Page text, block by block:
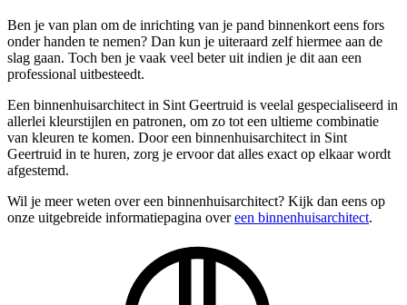
Ben je van plan om de inrichting van je pand binnenkort eens fors
onder handen te nemen? Dan kun je uiteraard zelf hiermee aan de
slag gaan. Toch ben je vaak veel beter uit indien je dit aan een
professional uitbesteedt.
Een binnenhuisarchitect in Sint Geertruid is veelal gespecialiseerd in
allerlei kleurstijlen en patronen, om zo tot een ultieme combinatie
van kleuren te komen. Door een binnenhuisarchitect in Sint
Geertruid in te huren, zorg je ervoor dat alles exact op elkaar wordt
afgestemd.
Wil je meer weten over een binnenhuisarchitect? Kijk dan eens op
onze uitgebreide informatiepagina overeen binnenhuisarchitect.